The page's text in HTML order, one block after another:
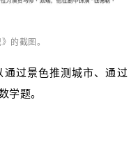
的截图。
通过景色推测城市、通过
学题。